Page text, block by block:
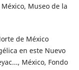
Museo de la
de México
en este Nuevo
México, Fondo